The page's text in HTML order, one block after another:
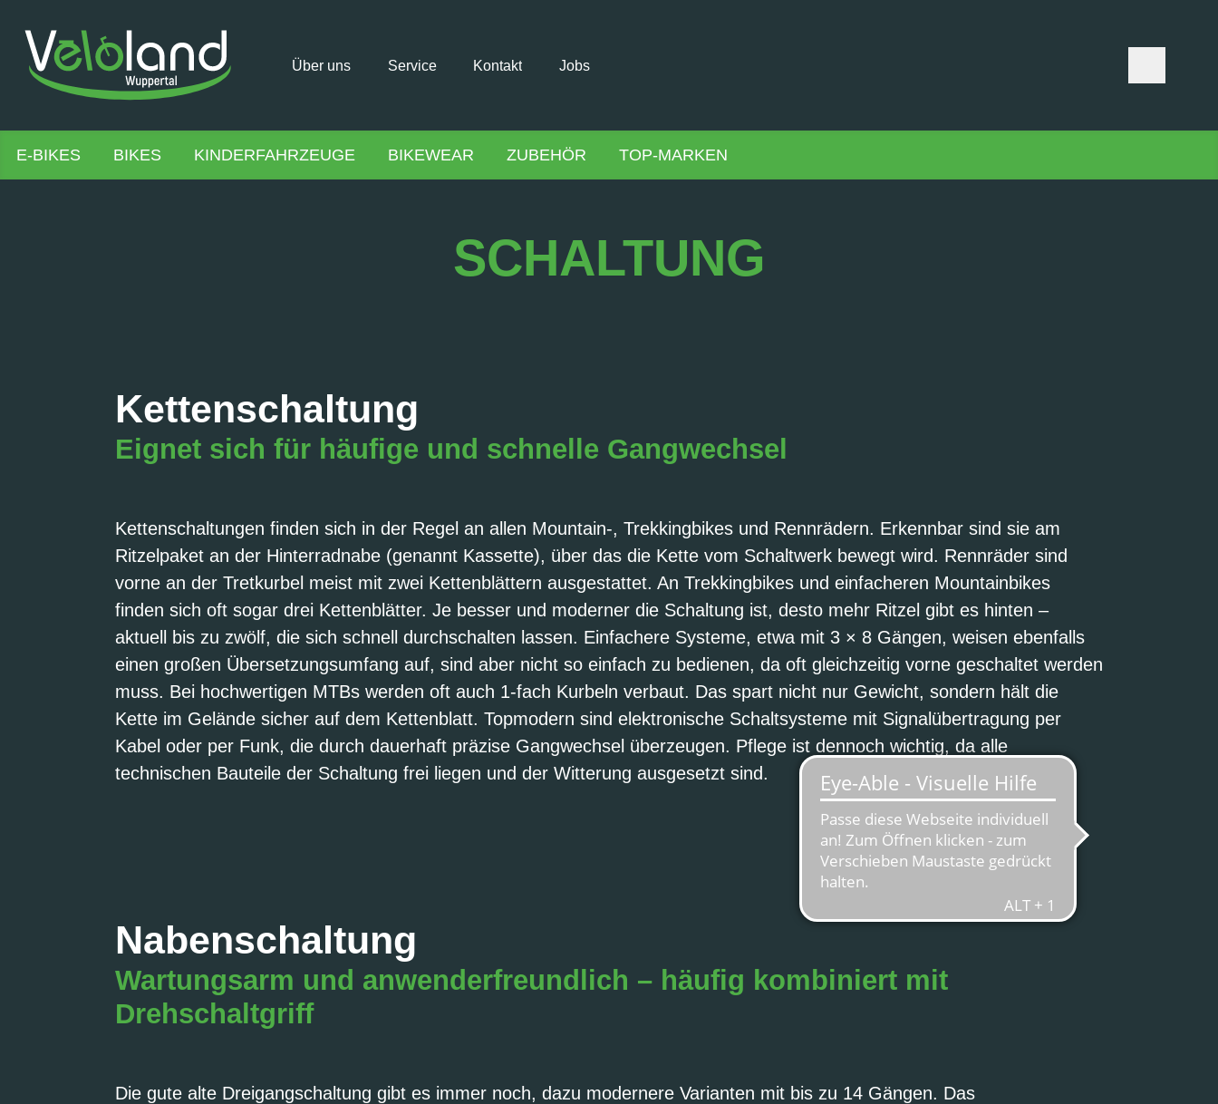
Über uns Service Kontakt Jobs
E-BIKES BIKES KINDERFAHRZEUGE BIKEWEAR ZUBEHÖR TOP-MARKEN
SCHALTUNG
Kettenschaltung
Eignet sich für häufige und schnelle Gangwechsel
Kettenschaltungen finden sich in der Regel an allen Mountain-, Trekkingbikes und Rennrädern. Erkennbar sind sie am
Ritzelpaket an der Hinterradnabe (genannt Kassette), über das die Kette vom Schaltwerk bewegt wird. Rennräder sind
vorne an der Tretkurbel meist mit zwei Kettenblättern ausgestattet. An Trekkingbikes und einfacheren Mountainbikes
finden sich oft sogar drei Kettenblätter. Je besser und moderner die Schaltung ist, desto mehr Ritzel gibt es hinten –
aktuell bis zu zwölf, die sich schnell durchschalten lassen. Einfachere Systeme, etwa mit 3 × 8 Gängen, weisen ebenfalls
einen großen Übersetzungsumfang auf, sind aber nicht so einfach zu bedienen, da oft gleichzeitig vorne geschaltet werden
muss. Bei hochwertigen MTBs werden oft auch 1-fach Kurbeln verbaut. Das spart nicht nur Gewicht, sondern hält die
Kette im Gelände sicher auf dem Kettenblatt. Topmodern sind elektronische Schaltsysteme mit Signalübertragung per
Kabel oder per Funk, die durch dauerhaft präzise Gangwechsel überzeugen. Pflege ist dennoch wichtig, da alle
technischen Bauteile der Schaltung frei liegen und der Witterung ausgesetzt sind.
Nabenschaltung
Wartungsarm und anwenderfreundlich – häufig kombiniert mit
Drehschaltgriff
Die gute alte Dreigangschaltung gibt es immer noch, dazu modernere Varianten mit bis zu 14 Gängen. Das